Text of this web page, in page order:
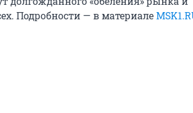
Подробности — в материале